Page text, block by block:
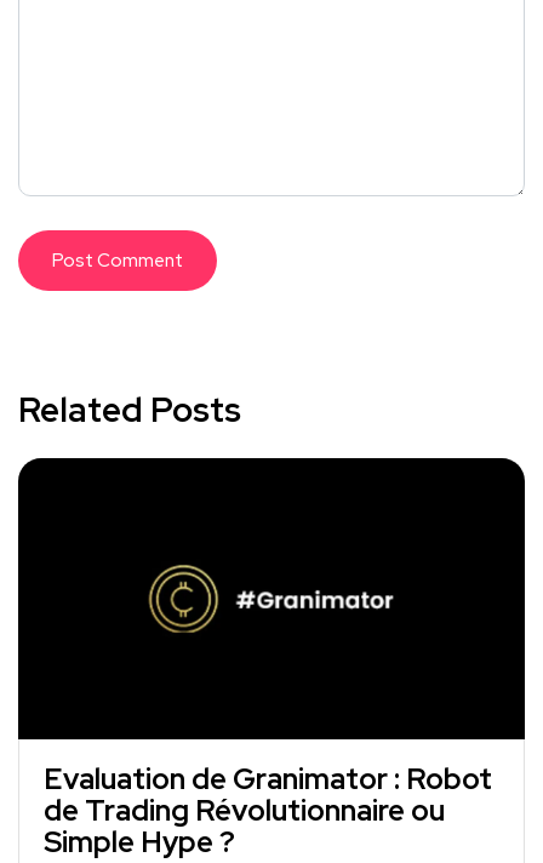
Related Posts
Evaluation de Granimator : Robot
de Trading Révolutionnaire ou
Simple Hype ?